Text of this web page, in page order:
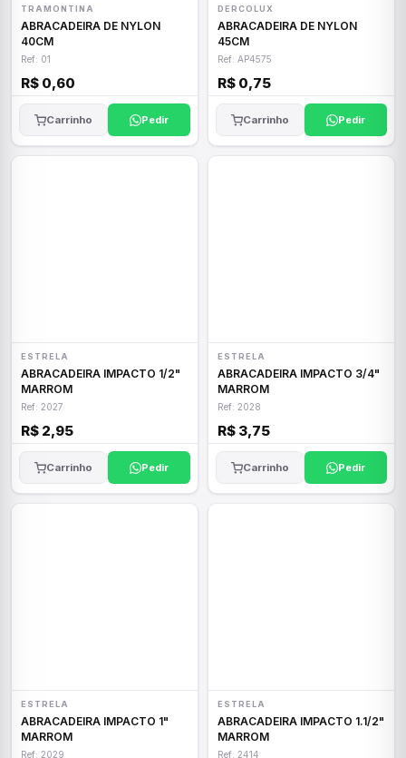
TRAMONTINA
ABRACADEIRA DE NYLON
40CM
Ref: 01
R$ 0,60
Carrinho Pedir
DERCOLUX
ABRACADEIRA DE NYLON
45CM
Ref: AP4575
R$ 0,75
Carrinho Pedir
ESTRELA
ABRACADEIRA IMPACTO 1/2"
MARROM
Ref: 2027
R$ 2,95
Carrinho Pedir
ESTRELA
ABRACADEIRA IMPACTO 3/4"
MARROM
Ref: 2028
R$ 3,75
Carrinho Pedir
ESTRELA
ABRACADEIRA IMPACTO 1"
MARROM
Ref: 2029
ESTRELA
ABRACADEIRA IMPACTO 1.1/2"
MARROM
Ref: 2414